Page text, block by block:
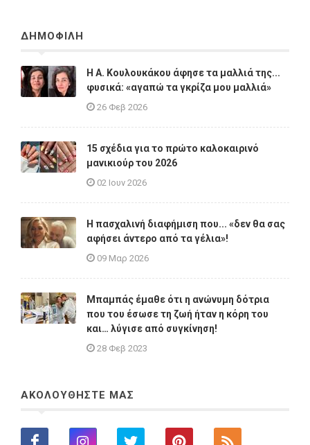
ΔΗΜΟΦΙΛΗ
Η A. Κουλουκάκου άφησε τα μαλλιά της...
φυσικά: «αγαπώ τα γκρίζα μου μαλλιά»
26 Φεβ 2026
15 σχέδια για το πρώτο καλοκαιρινό
μανικιούρ του 2026
02 Ιουν 2026
Η πασχαλινή διαφήμιση που... «δεν θα σας
αφήσει άντερο από τα γέλια»!
09 Μαρ 2026
Μπαμπάς έμαθε ότι η ανώνυμη δότρια
που του έσωσε τη ζωή ήταν η κόρη του
και… λύγισε από συγκίνηση!
28 Φεβ 2023
ΑΚΟΛΟΥΘΗΣΤΕ ΜΑΣ